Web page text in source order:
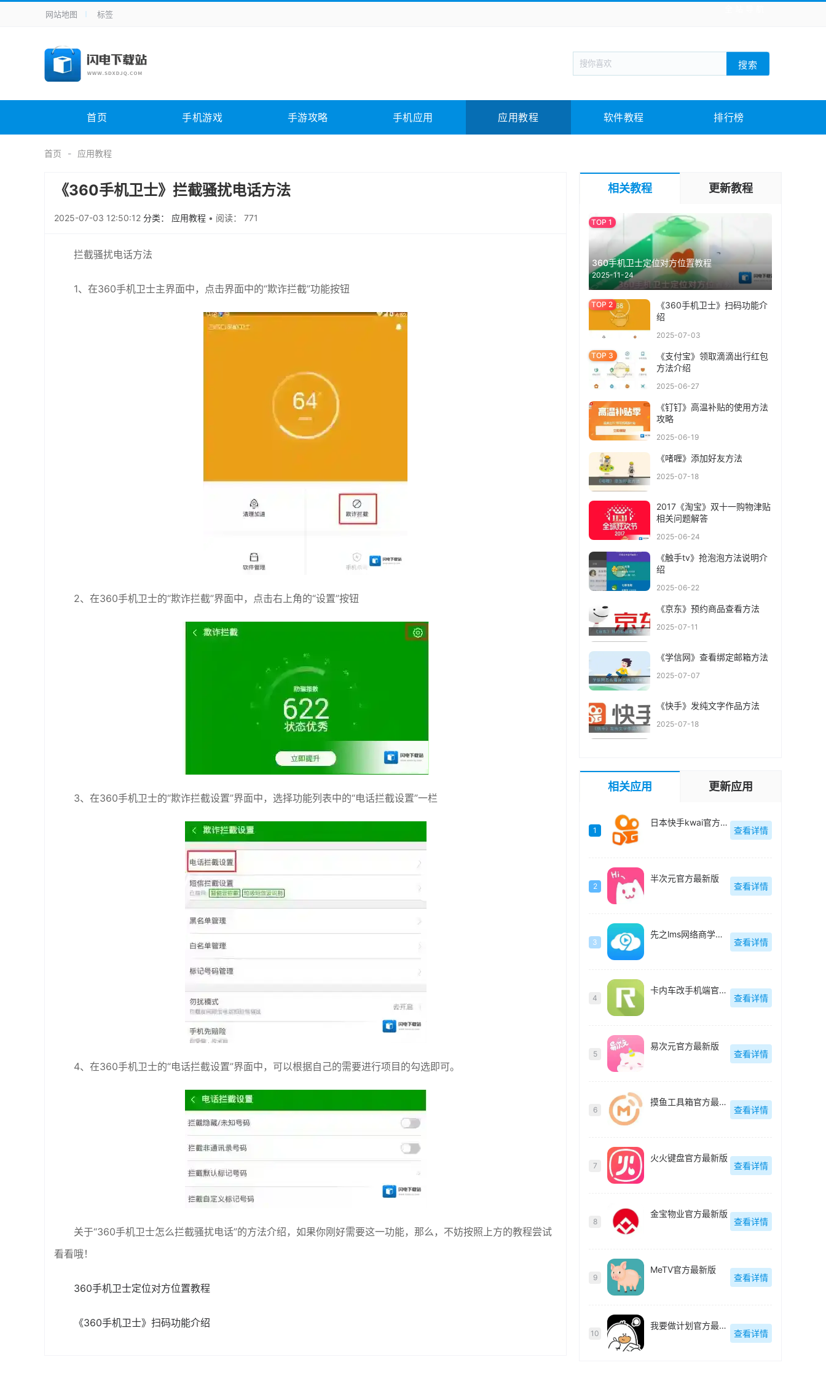
手机应用 新闻阅读 旅游出行 生活实用
手机游戏 H5游戏 回合网游 战棋游戏 枪战射击
电脑软件 其它类别 图形软件 安全相关 应用软件 影音软件 插件下载 教育教学 游戏娱乐 系统软件 素材下载
未分类 综合其它
网站地图 标签
搜索
首页 手机游戏 手游攻略 手机应用 应用教程 软件教程 排行榜
首页 应用教程
《360手机卫士》拦截骚扰电话方法
2025-07-03 12:50:12 分类： 应用教程 • 阅读： 771
拦截骚扰电话方法
1、在360手机卫士主界面中，点击界面中的“欺诈拦截”功能按钮
2、在360手机卫士的“欺诈拦截”界面中，点击右上角的“设置”按钮
3、在360手机卫士的“欺诈拦截设置”界面中，选择功能列表中的“电话拦截设置”一栏
4、在360手机卫士的“电话拦截设置”界面中，可以根据自己的需要进行项目的勾选即可。
关于“360手机卫士怎么拦截骚扰电话”的方法介绍，如果你刚好需要这一功能，那么，不妨按照上方的教程尝试
看看哦！
360手机卫士定位对方位置教程
《360手机卫士》扫码功能介绍
相关教程 更新教程
360手机卫士定位对方位置教程
2025-11-24
《360手机卫士》扫码功能介
绍
2025-07-03
《支付宝》领取滴滴出行红包
方法介绍
2025-06-27
《钉钉》高温补贴的使用方法
攻略
2025-06-19
《啫喱》添加好友方法
2025-07-18
2017《淘宝》双十一购物津贴
相关问题解答
2025-06-24
《触手tv》抢泡泡方法说明介
绍
2025-06-22
《京东》预约商品查看方法
2025-07-11
《学信网》查看绑定邮箱方法
2025-07-07
《快手》发纯文字作品方法
2025-07-18
相关应用 更新应用
1
日本快手kwai官方最新版
查看详情
2
半次元官方最新版
查看详情
3
先之lms网络商学院最新版
查看详情
4
卡内车改手机端官方最新版
查看详情
5
易次元官方最新版
查看详情
6
摸鱼工具箱官方最新版
查看详情
7
火火键盘官方最新版
查看详情
8
金宝物业官方最新版
查看详情
9
MeTV官方最新版
查看详情
10
我要做计划官方最新版
查看详情